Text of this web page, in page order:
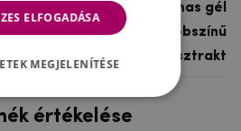
rugalmas gél
többszínű
Absztrakt
értékelése
ELFOGADÁSA
MEGJELENÍTÉSE